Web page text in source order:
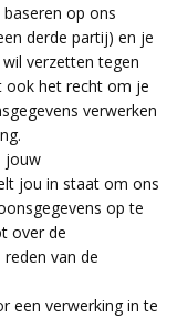
op ons
derde partij) en je
verzetten tegen
ook het recht om je
verwerken
jouw
jou in staat om ons
op te
over de
van de
een verwerking in te